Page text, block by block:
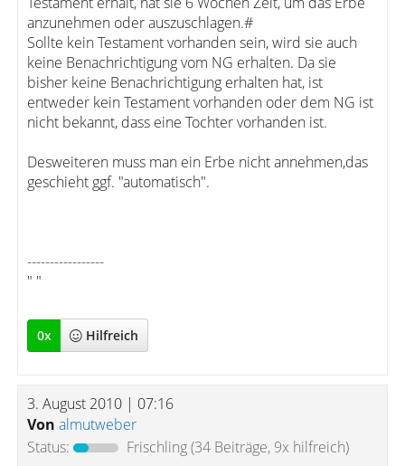
anzunehmen oder auszuschlagen.#
Sollte kein Testament vorhanden sein, wird sie auch
keine Benachrichtigung vom NG erhalten. Da sie
bisher keine Benachrichtigung erhalten hat, ist
entweder kein Testament vorhanden oder dem NG ist
nicht bekannt, dass eine Tochter vorhanden ist.
Desweiteren muss man ein Erbe nicht annehmen,das
geschieht ggf. "automatisch".
-----------------
" "
0x Hilfreich
3. August 2010 | 07:16
Von almutweber
Status:
Frischling(34 Beiträge, 9x hilfreich)